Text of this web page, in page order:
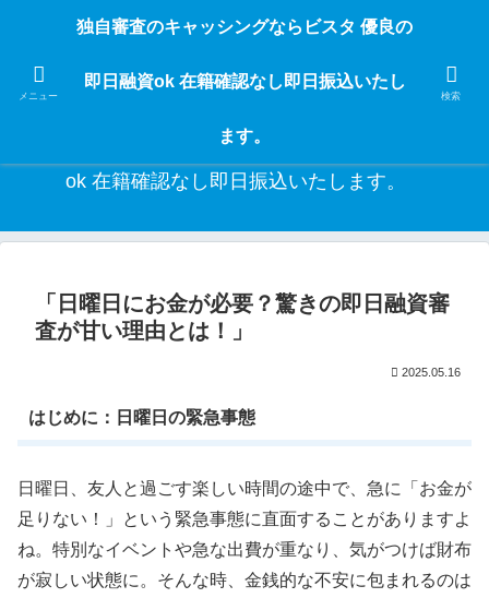
独自審査のフリーローンならビスタなら24時間365日 在籍確認なしで借りれる
な入用があっても安心！融資率97％！仕事をしている人ならブラックでも給料
日返済の１ヶ月融資で借りられるから安心！
独自審査のキャッシングならビスタ 優良の即日融資
ok 在籍確認なし即日振込いたします。
「日曜日にお金が必要？驚きの即日融資審
査が甘い理由とは！」
2025.05.16
はじめに：日曜日の緊急事態
日曜日、友人と過ごす楽しい時間の途中で、急に「お金が
足りない！」という緊急事態に直面することがありますよ
ね。特別なイベントや急な出費が重なり、気がつけば財布
が寂しい状態に。そんな時、金銭的な不安に包まれるのは
メニュー
独自審査のキャッシングならビスタ 優良の
即日融資ok 在籍確認なし即日振込いたし
ます。
検索